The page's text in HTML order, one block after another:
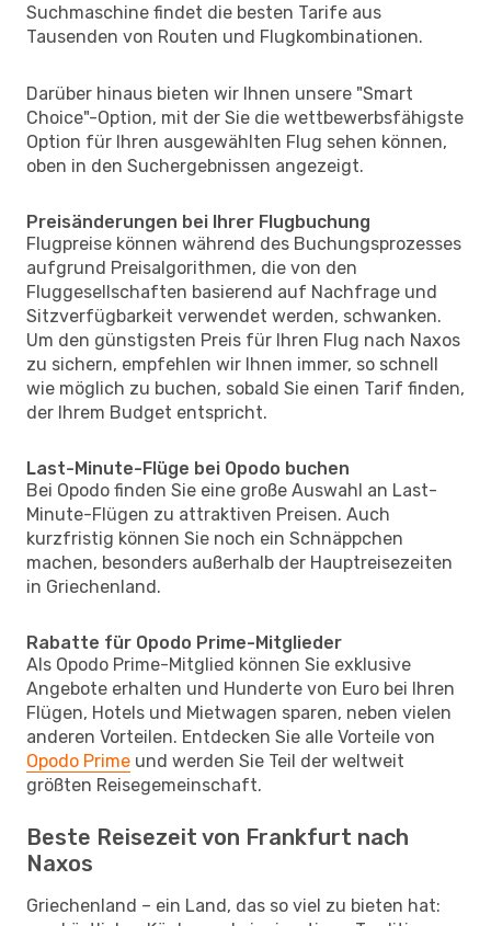
Suchmaschine findet die besten Tarife aus
Tausenden von Routen und Flugkombinationen.
Darüber hinaus bieten wir Ihnen unsere "Smart
Choice"-Option, mit der Sie die wettbewerbsfähigste
Option für Ihren ausgewählten Flug sehen können,
oben in den Suchergebnissen angezeigt.
Preisänderungen bei Ihrer Flugbuchung
Flugpreise können während des Buchungsprozesses
aufgrund Preisalgorithmen, die von den
Fluggesellschaften basierend auf Nachfrage und
Sitzverfügbarkeit verwendet werden, schwanken.
Um den günstigsten Preis für Ihren Flug nach Naxos
zu sichern, empfehlen wir Ihnen immer, so schnell
wie möglich zu buchen, sobald Sie einen Tarif finden,
der Ihrem Budget entspricht.
Last-Minute-Flüge bei Opodo buchen
Bei Opodo finden Sie eine große Auswahl an Last-
Minute-Flügen zu attraktiven Preisen. Auch
kurzfristig können Sie noch ein Schnäppchen
machen, besonders außerhalb der Hauptreisezeiten
in Griechenland.
Rabatte für Opodo Prime-Mitglieder
Als Opodo Prime-Mitglied können Sie exklusive
Angebote erhalten und Hunderte von Euro bei Ihren
Flügen, Hotels und Mietwagen sparen, neben vielen
anderen Vorteilen. Entdecken Sie alle Vorteile von
Opodo Prime und werden Sie Teil der weltweit
größten Reisegemeinschaft.
Beste Reisezeit von Frankfurt nach
Naxos
Griechenland – ein Land, das so viel zu bieten hat: